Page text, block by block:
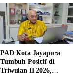
PAD Kota Jayapura
Tumbuh Positif di
Triwulan II 2026,